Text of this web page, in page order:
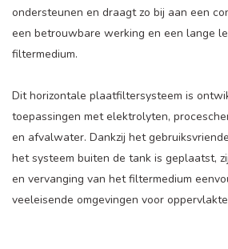
ondersteunen en draagt zo bij aan een
een betrouwbare werking en een lange
filtermedium.
Dit horizontale plaatfiltersysteem is
toepassingen met elektrolyten,
en afvalwater. Dankzij het
het systeem buiten de tank is geplaatst,
en vervanging van het filtermedium
veeleisende omgevingen voor